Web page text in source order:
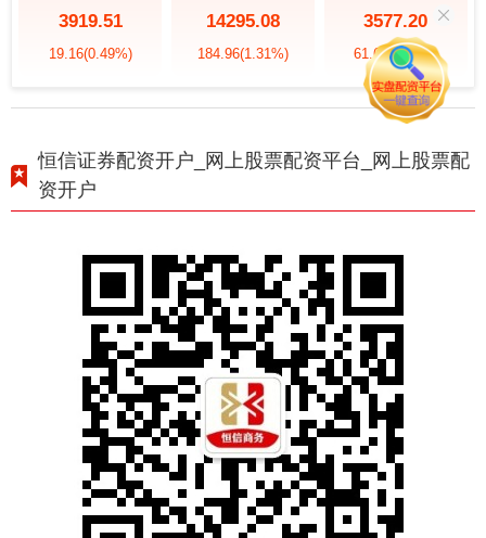
3919.51
19.16(0.49%)
14295.08
184.96(1.31%)
3577.20
61.64(1.75%)
恒信证券配资开户_网上股票配资平台_网上股票配
资开户